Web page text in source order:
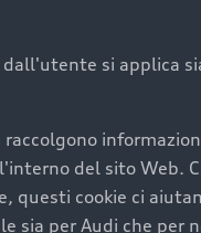
la tua
usata, oltre al
migliore del
si applica
del sito Web.
cookie ci
per Audi che per